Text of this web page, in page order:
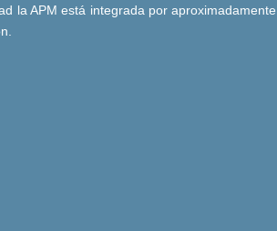
la APM está integrada por aproximadamente